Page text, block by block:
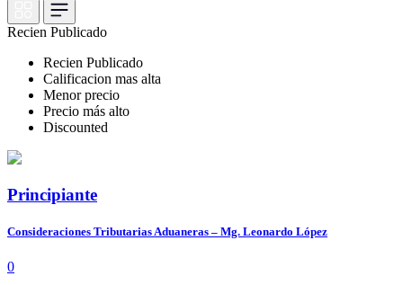
Recien Publicado
Recien Publicado
Calificacion mas alta
Menor precio
Precio más alto
Discounted
Principiante
Consideraciones Tributarias Aduaneras – Mg. Leonardo López
0